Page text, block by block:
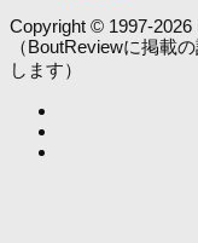
Copyright © 1997-
（BoutReviewに掲載
します）